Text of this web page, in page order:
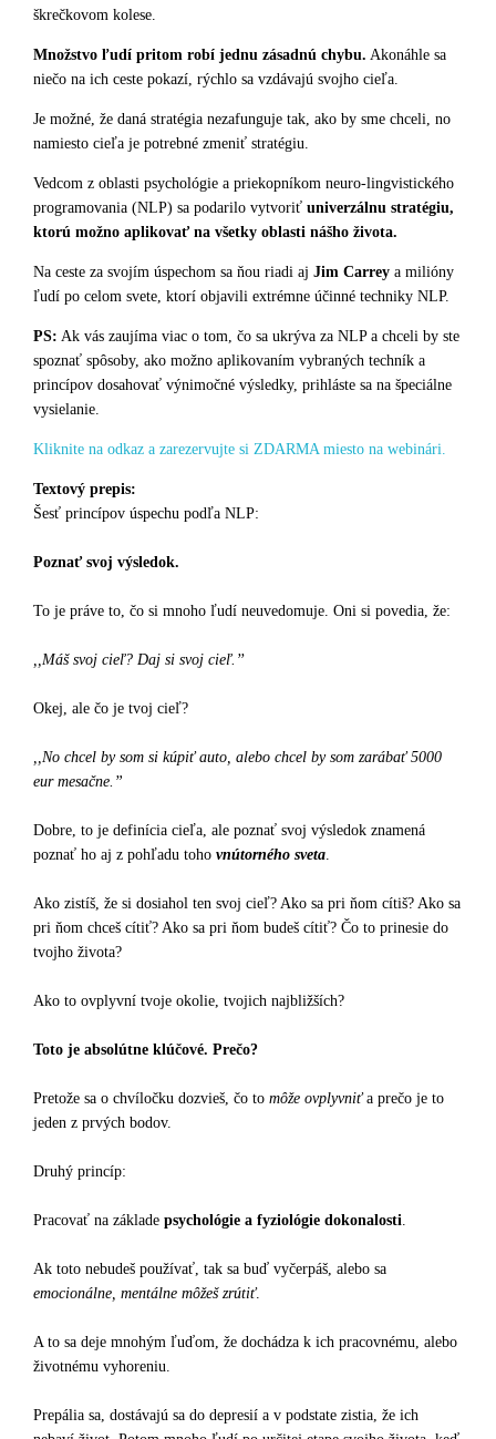
škrečkovom kolese.
Množstvo ľudí pritom robí jednu zásadnú chybu. Akonáhle sa
niečo na ich ceste pokazí, rýchlo sa vzdávajú svojho cieľa.
Je možné, že daná stratégia nezafunguje tak, ako by sme chceli, no
namiesto cieľa je potrebné zmeniť stratégiu.
Vedcom z oblasti psychológie a priekopníkom neuro-lingvistického
programovania (NLP) sa podarilo vytvoriť univerzálnu stratégiu,
ktorú možno aplikovať na všetky oblasti nášho života.
Na ceste za svojím úspechom sa ňou riadi aj Jim Carrey a milióny
ľudí po celom svete, ktorí objavili extrémne účinné techniky NLP.
PS: Ak vás zaujíma viac o tom, čo sa ukrýva za NLP a chceli by ste
spoznať spôsoby, ako možno aplikovaním vybraných techník a
princípov dosahovať výnimočné výsledky, prihláste sa na špeciálne
vysielanie.
Kliknite na odkaz a zarezervujte si ZDARMA miesto na webinári.
Textový prepis:
Šesť princípov úspechu podľa NLP:
Poznať svoj výsledok.
To je práve to, čo si mnoho ľudí neuvedomuje. Oni si povedia, že:
,,Máš svoj cieľ? Daj si svoj cieľ.’’
Okej, ale čo je tvoj cieľ?
,,No chcel by som si kúpiť auto, alebo chcel by som zarábať 5000
eur mesačne.”
Dobre, to je definícia cieľa, ale poznať svoj výsledok znamená
poznať ho aj z pohľadu toho vnútorného sveta
Ako zistíš, že si dosiahol ten svoj cieľ? Ako sa pri ňom cítiš? Ako sa
pri ňom chceš cítiť? Ako sa pri ňom budeš cítiť? Čo to prinesie do
tvojho života?
Ako to ovplyvní tvoje okolie, tvojich najbližších?
Toto je absolútne klúčové. Prečo?
Pretože sa o chvíločku dozvieš, čo to môže ovplyvniťa prečo je to
jeden z prvých bodov.
Druhý princíp:
Pracovať na základe psychológie a fyziológie dokonalosti
Ak toto nebudeš používať, tak sa buď vyčerpáš, alebo sa
emocionálne, mentálne môžeš zrútiť.
A to sa deje mnohým ľuďom, že dochádza k ich pracovnému, alebo
životnému vyhoreniu.
Prepália sa, dostávajú sa do depresií a v podstate zistia, že ich